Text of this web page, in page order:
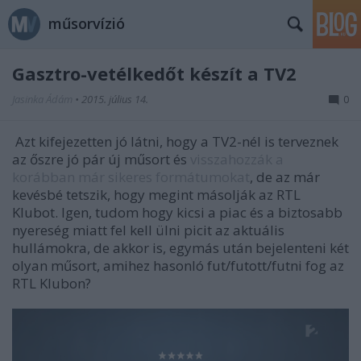
műsorvízió
Gasztro-vetélkedőt készít a TV2
• 2015. július 14. 0
Azt kifejezetten jó látni, hogy a TV2-nél is terveznek
az őszre jó pár új műsort és
, de az már
kevésbé tetszik, hogy megint másolják az RTL
Klubot. Igen, tudom hogy kicsi a piac és a biztosabb
nyereség miatt fel kell ülni picit az aktuális
hullámokra, de akkor is, egymás után bejelenteni két
olyan műsort, amihez hasonló fut/futott/futni fog az
RTL Klubon?